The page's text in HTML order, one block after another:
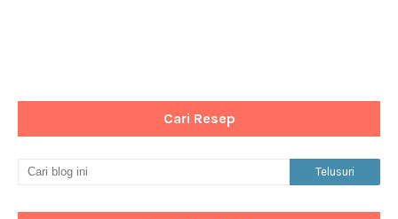
Cari Resep